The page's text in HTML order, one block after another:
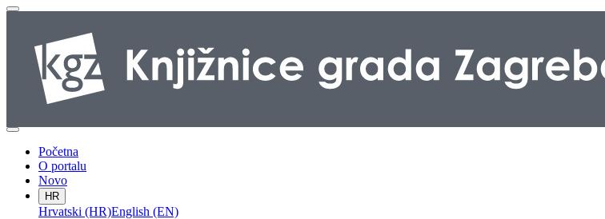
Početna
O portalu
Novo
HR
Hrvatski (HR)English (EN)